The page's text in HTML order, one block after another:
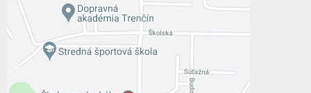
Externý obsah je blokovaný Voľbami